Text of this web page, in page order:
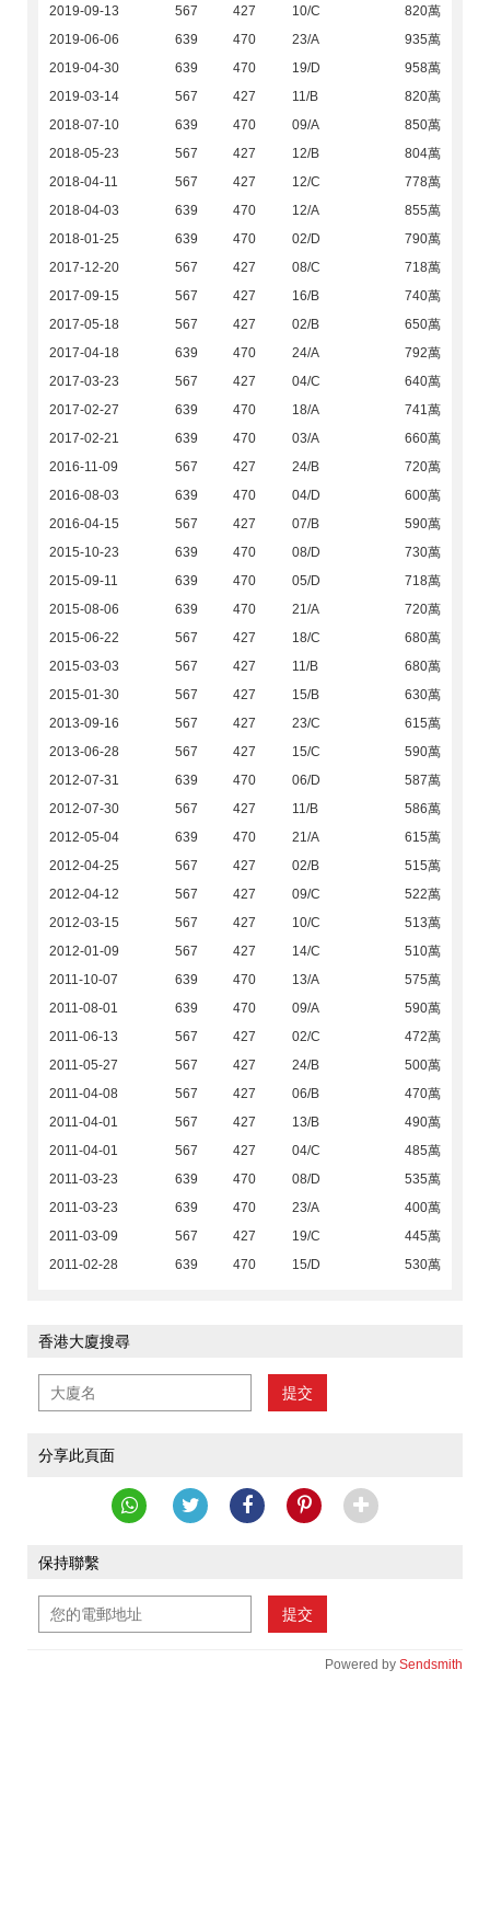
2019-09-13 567 427 10/C
820萬
2019-06-06
639 470 23/A
935萬
2019-04-30
639 470 19/D
958萬
2019-03-14
567 427 11/B
820萬
2018-07-10
639 470 09/A
850萬
2018-05-23
567 427 12/B
804萬
2018-04-11
567 427 12/C
778萬
2018-04-03
639 470 12/A
855萬
2018-01-25
639 470 02/D
790萬
2017-12-20
567 427 08/C
718萬
2017-09-15
567 427 16/B
740萬
2017-05-18
567 427 02/B
650萬
2017-04-18
639 470 24/A
792萬
2017-03-23
567 427 04/C
640萬
2017-02-27
639 470 18/A
741萬
2017-02-21
639 470 03/A
660萬
2016-11-09
567 427 24/B
720萬
2016-08-03
639 470 04/D
600萬
2016-04-15
567 427 07/B
590萬
2015-10-23
639 470 08/D
730萬
2015-09-11
639 470 05/D
718萬
2015-08-06
639 470 21/A
720萬
2015-06-22
567 427 18/C
680萬
2015-03-03
567 427 11/B
680萬
2015-01-30
567 427 15/B
630萬
2013-09-16
567 427 23/C
615萬
2013-06-28
567 427 15/C
590萬
2012-07-31
639 470 06/D
587萬
2012-07-30
567 427 11/B
586萬
2012-05-04
639 470 21/A
615萬
2012-04-25
567 427 02/B
515萬
2012-04-12
567 427 09/C
522萬
2012-03-15
567 427 10/C
513萬
2012-01-09
567 427 14/C
510萬
2011-10-07
639 470 13/A
575萬
2011-08-01
639 470 09/A
590萬
2011-06-13
567 427 02/C
472萬
2011-05-27
567 427 24/B
500萬
2011-04-08
567 427 06/B
470萬
2011-04-01
567 427 13/B
490萬
2011-04-01
567 427 04/C
485萬
2011-03-23
639 470 08/D
535萬
2011-03-23
639 470 23/A
400萬
2011-03-09
567 427 19/C
445萬
2011-02-28
639 470 15/D 530萬
香港大廈搜尋
提交
分享此頁面
保持聯繫
提交
Powered by Sendsmith